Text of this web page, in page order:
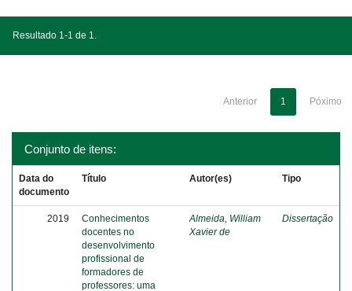
Resultado 1-1 de 1.
Anterior 1 Póximo
Conjunto de itens:
Data do
documento
Título Autor(es) Tipo
2019
Conhecimentos
docentes no
desenvolvimento
profissional de
formadores de
professores: uma
Almeida, William
Xavier de
Dissertação